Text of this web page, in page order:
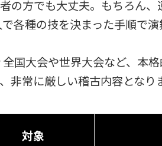
の方でも大丈夫。もちろん
各種の技を決まった手順で
国大会や世界大会など、本
非常に厳しい稽古内容となり
対象